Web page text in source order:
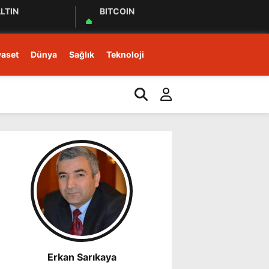
BITCOIN
Dünya Sağlık Teknoloji
15:18 Ardahan Süt
Erkan Sarıkaya